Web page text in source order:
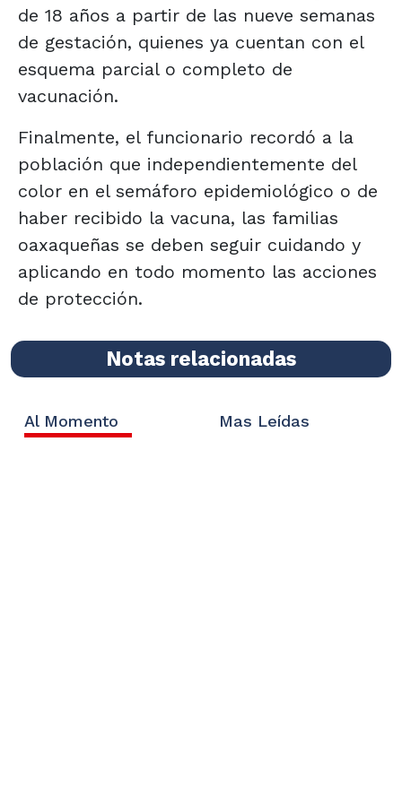
de 18 años a partir de las nueve semanas
de gestación, quienes ya cuentan con el
esquema parcial o completo de
vacunación.
Finalmente, el funcionario recordó a la
población que independientemente del
color en el semáforo epidemiológico o de
haber recibido la vacuna, las familias
oaxaqueñas se deben seguir cuidando y
aplicando en todo momento las acciones
de protección.
Notas relacionadas
Al Momento Mas Leídas